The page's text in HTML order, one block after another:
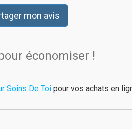
mon avis
économiser !
Soins De Toi pour vos achats en